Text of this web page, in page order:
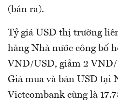
(bán ra).
Tỷ giá USD thị trường
hàng Nhà nước công bố
VND/USD, giảm 2 VND/
Giá mua và bán USD tại
Vietcombank cùng là